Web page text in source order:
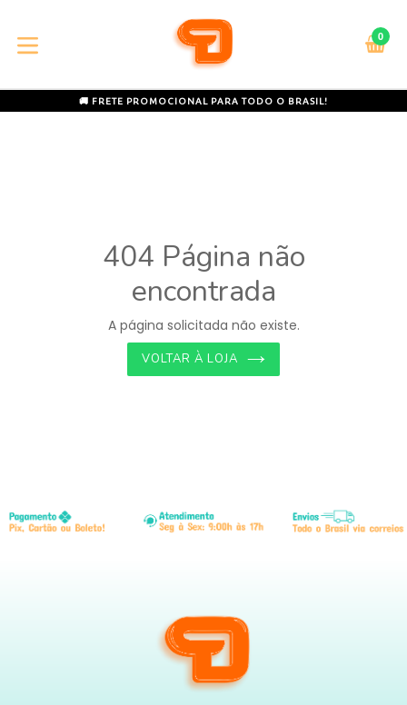
0
🚚 FRETE PROMOCIONAL PARA TODO O BRASIL!
404 Página não
encontrada
A página solicitada não existe.
VOLTAR À LOJA